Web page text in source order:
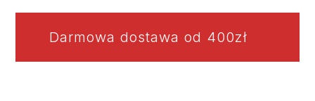
Darmowa dostawa od 400zł